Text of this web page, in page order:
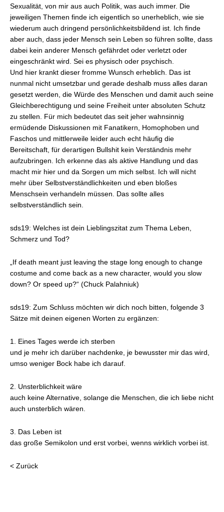
Sexualität, von mir aus auch Politik, was auch immer. Die
jeweiligen Themen finde ich eigentlich so unerheblich, wie sie
wiederum auch dringend persönlichkeitsbildend ist. Ich finde
aber auch, dass jeder Mensch sein Leben so führen sollte, dass
dabei kein anderer Mensch gefährdet oder verletzt oder
eingeschränkt wird. Sei es physisch oder psychisch.
Und hier krankt dieser fromme Wunsch erheblich. Das ist
nunmal nicht umsetzbar und gerade deshalb muss alles daran
gesetzt werden, die Würde des Menschen und damit auch seine
Gleichberechtigung und seine Freiheit unter absoluten Schutz
zu stellen. Für mich bedeutet das seit jeher wahnsinnig
ermüdende Diskussionen mit Fanatikern, Homophoben und
Faschos und mittlerweile leider auch echt häufig die
Bereitschaft, für derartigen Bullshit kein Verständnis mehr
aufzubringen. Ich erkenne das als aktive Handlung und das
macht mir hier und da Sorgen um mich selbst. Ich will nicht
mehr über Selbstverständlichkeiten und eben bloßes
Menschsein verhandeln müssen. Das sollte alles
selbstverständlich sein.
sds19: Welches ist dein Lieblingszitat zum Thema Leben,
Schmerz und Tod?
„If death meant just leaving the stage long enough to change
costume and come back as a new character, would you slow
down? Or speed up?“ (Chuck Palahniuk)
sds19: Zum Schluss möchten wir dich noch bitten, folgende 3
Sätze mit deinen eigenen Worten zu ergänzen:
1. Eines Tages werde ich sterben
und je mehr ich darüber nachdenke, je bewusster mir das wird,
umso weniger Bock habe ich darauf.
2. Unsterblichkeit wäre
auch keine Alternative, solange die Menschen, die ich liebe nicht
auch unsterblich wären.
3. Das Leben ist
das große Semikolon und erst vorbei, wenns wirklich vorbei ist.
< Zurück